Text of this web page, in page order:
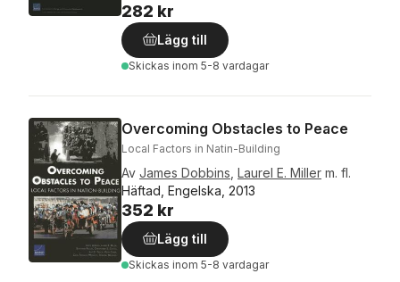
282 kr
Lägg till
Skickas inom 5-8 vardagar
Overcoming Obstacles to Peace
Local Factors in Natin-Building
Av James Dobbins Laurel E. Miller m. fl.
Häftad, Engelska, 2013
352 kr
Lägg till
Skickas inom 5-8 vardagar